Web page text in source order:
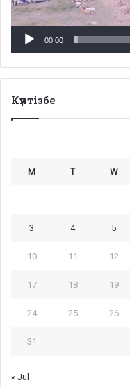
00:00
Күнтізбе
M T W
3 4 5
10 11 12
17 18 19
24 25 26
31
« Jul